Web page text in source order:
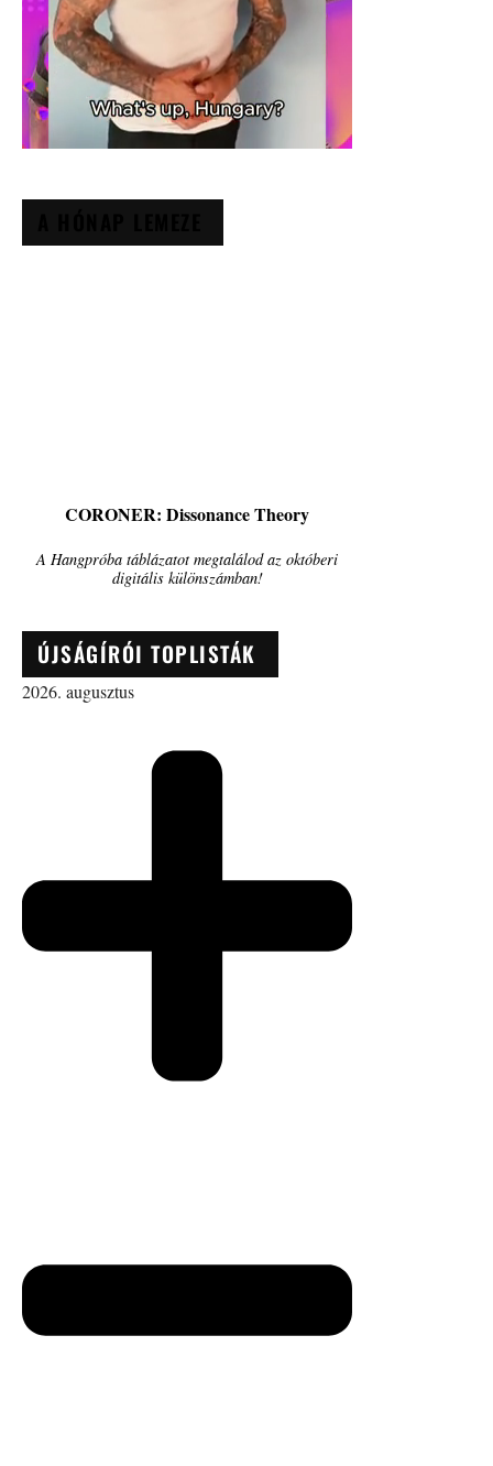
CORONER: Dissonance Theory
A Hangpróba táblázatot megtalálod az októberi
digitális különszámban!
ÚJSÁGÍRÓI TOPLISTÁK
2026. augusztus